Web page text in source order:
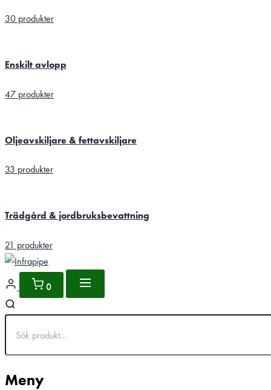
30 produkter
Enskilt avlopp
47 produkter
Oljeavskiljare & fettavskiljare
33 produkter
Trädgård & jordbruksbevattning
21 produkter
0
Meny